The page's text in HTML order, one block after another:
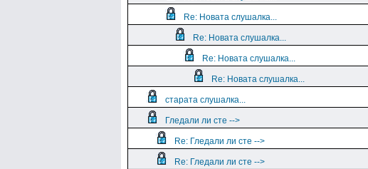
Re: Новата слушалка...
Re: Новата слушалка...
Re: Новата слушалка...
Re: Новата слушалка...
старата слушалка...
Гледали ли сте -->
Re: Гледали ли сте -->
Re: Гледали ли сте -->